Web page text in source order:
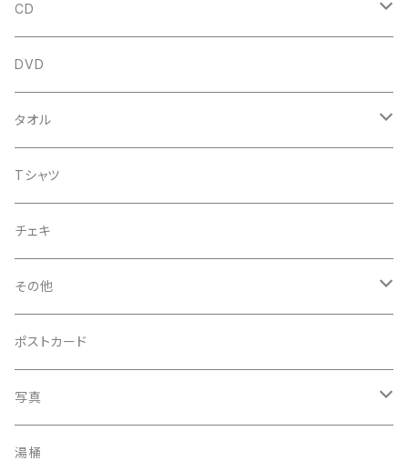
CD
アルバム
企画CD
シングル
DVD
タオル
菅沼温泉タオル
菅沼エアーかおる
菅沼温泉ハンカチタオル
手ぬぐい
Tシャツ
チェキ
その他
コースター
うちわ
きんちゃく
ポストカード
写真
24節気少年
湯桶